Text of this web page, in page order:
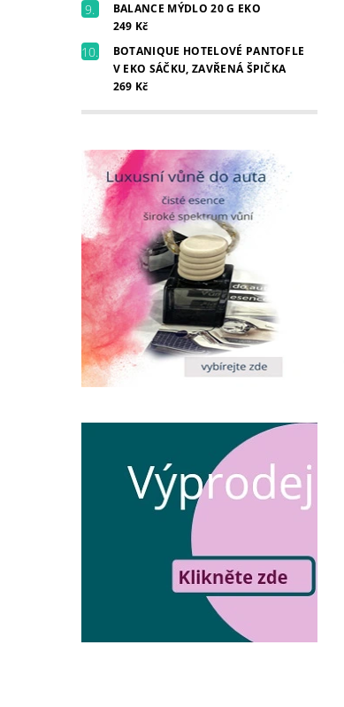
BALANCE MÝDLO 20 G EKO
249 Kč
BOTANIQUE HOTELOVÉ PANTOFLE
V EKO SÁČKU, ZAVŘENÁ ŠPIČKA
269 Kč